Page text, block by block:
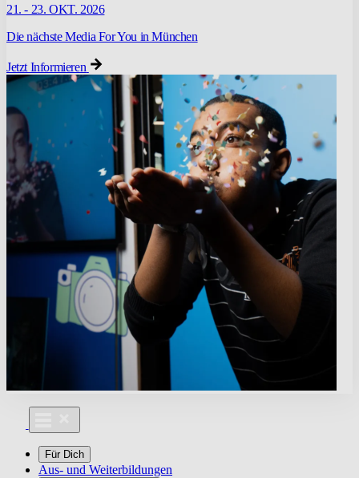
21. - 23. OKT. 2026
Die nächste Media For You in München
Jetzt Informieren
Für Dich
Aus- und Weiterbildungen